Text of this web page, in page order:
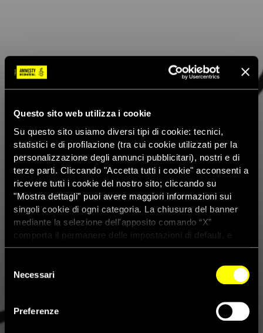
Questo sito web utilizza i cookie
Su questo sito usiamo diversi tipi di cookie: tecnici,
statistici e di profilazione (tra cui cookie utilizzati per la
personalizzazione degli annunci pubblicitari), nostri e di
terze parti. Cliccando "Accetta tutti i cookie" acconsenti a
ricevere tutti i cookie del nostro sito; cliccando su
"Mostra dettagli" puoi avere maggiori informazioni sui
singoli cookie di ogni categoria. La chiusura del banner
mediante la selezione dell'apposito comando “X”
comporta il permanere delle impostazioni di default, e
dunque la continuazione della navigazione con i cookie
dei cookie attivi sul sito clicca
delNecessari
Preferenze
Premio Roberto Morrione per il
giornalismo investigativo, tre